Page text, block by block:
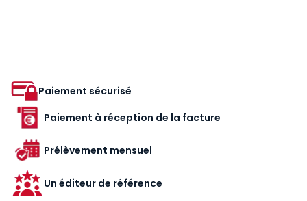
Paiement sécurisé
Paiement à réception de la facture
Prélèvement mensuel
Un éditeur de référence